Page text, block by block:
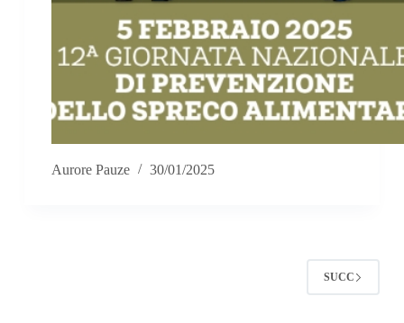
Aurore Pauze 30/01/2025
SUCC